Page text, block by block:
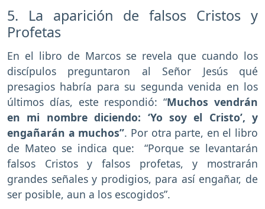
5. La aparición de falsos Cristos y
Profetas
En el libro de Marcos se revela que cuando los
discípulos preguntaron al Señor Jesús qué
presagios habría para su segunda venida en los
últimos días, este respondió: “Muchos vendrán
en mi nombre diciendo: ‘Yo soy el Cristo’, y
engañarán a muchos”. Por otra parte, en el libro
de Mateo se indica que: “Porque se levantarán
falsos Cristos y falsos profetas, y mostrarán
grandes señales y prodigios, para así engañar, de
ser posible, aun a los escogidos”.